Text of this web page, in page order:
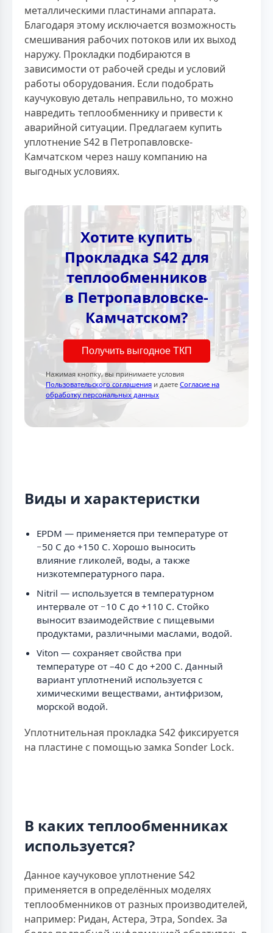
металлическими пластинами аппарата.
Благодаря этому исключается возможность
смешивания рабочих потоков или их выход
наружу. Прокладки подбираются в
зависимости от рабочей среды и условий
работы оборудования. Если подобрать
каучуковую деталь неправильно, то можно
навредить теплообменнику и привести к
аварийной ситуации. Предлагаем купить
уплотнение S42 в Петропавловске-
Камчатском через нашу компанию на
выгодных условиях.
Хотите купить
Прокладка S42 для
теплообменников
в Петропавловске-
Камчатском?
Получить выгодное ТКП
Нажимая кнопку, вы принимаете условия
Пользовательского соглашения и даете Согласие на
обработку персональных данных
Виды и характеристки
EPDM — применяется при температуре от
−50 C до +150 C. Хорошо выносить
влияние гликолей, воды, а также
низкотемпературного пара.
Nitril — используется в температурном
интервале от −10 C до +110 C. Стойко
выносит взаимодействие с пищевыми
продуктами, различными маслами, водой.
Viton — сохраняет свойства при
температуре от –40 C до +200 C. Данный
вариант уплотнений используется с
химическими веществами, антифризом,
морской водой.
Уплотнительная прокладка S42 фиксируется
на пластине с помощью замка Sonder Lock.
В каких теплообменниках
используется?
Данное каучуковое уплотнение S42
применяется в определённых моделях
теплообменников от разных производителей,
например: Ридан, Астера, Этра, Sondex. За